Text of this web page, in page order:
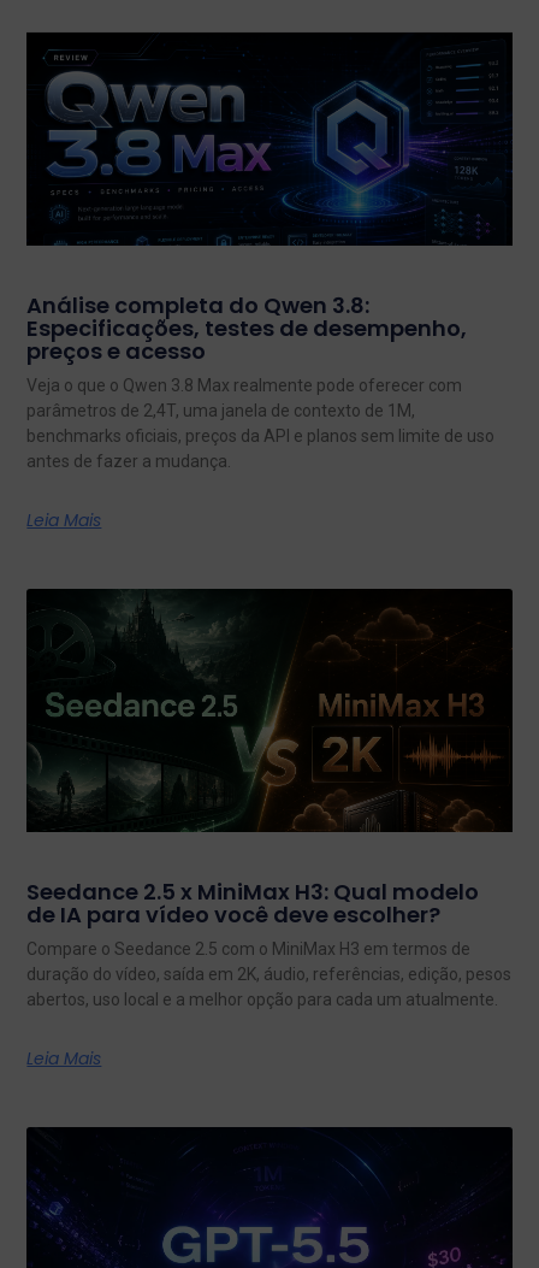
Análise completa do Qwen 3.8:
Especificações, testes de desempenho,
preços e acesso
Veja o que o Qwen 3.8 Max realmente pode oferecer com
parâmetros de 2,4T, uma janela de contexto de 1M,
benchmarks oficiais, preços da API e planos sem limite de uso
antes de fazer a mudança.
Leia Mais
Seedance 2.5 x MiniMax H3: Qual modelo
de IA para vídeo você deve escolher?
Compare o Seedance 2.5 com o MiniMax H3 em termos de
duração do vídeo, saída em 2K, áudio, referências, edição, pesos
abertos, uso local e a melhor opção para cada um atualmente.
Leia Mais